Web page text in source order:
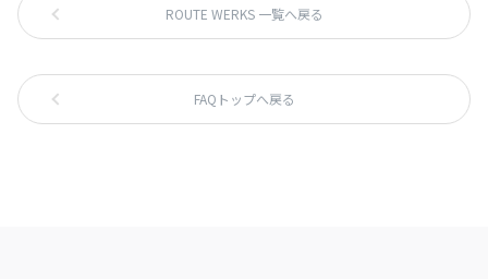
ROUTE WERKS 一覧へ戻る
FAQトップへ戻る